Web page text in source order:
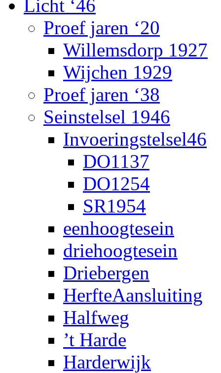
Licht ‘46
Proef jaren ‘20
Willemsdorp 1927
Wijchen 1929
Proef jaren ‘38
Seinstelsel 1946
Invoeringstelsel46
DO1137
DO1254
SR1954
eenhoogtesein
driehoogtesein
Driebergen
HerfteAansluiting
Halfweg
’t Harde
Harderwijk